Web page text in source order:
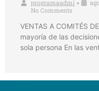
programaadmi •
No Comments
VENTAS A COMITÉS
mayoría de las
sola persona En las